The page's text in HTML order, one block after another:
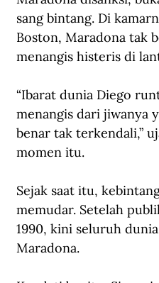
sang bintang. Di
Boston, Maradona tak
menangis histeris di
“Ibarat dunia Diego
menangis dari jiwanya
benar tak terkendali,”
momen itu.
Sejak saat itu,
memudar. Setelah
1990, kini seluruh
Maradona.